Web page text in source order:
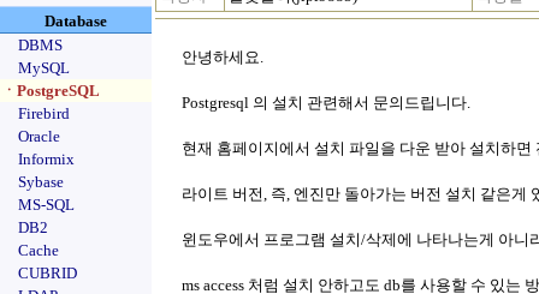
Database
DBMS
MySQL
ㆍPostgreSQL
Firebird
Oracle
Informix
Sybase
MS-SQL
DB2
Cache
CUBRID
안녕하세요.
Postgresql 의 설치 관련해서 문의드립니다.
현재 홈페이지에서 설치 파일을 다운 받아 설치하면
라이트 버전, 즉, 엔진만 돌아가는 버전 설치 같은게
윈도우에서 프로그램 설치/삭제에 나타나는게 아니
ms access 처럼 설치 안하고도 db를 사용할 수 있는